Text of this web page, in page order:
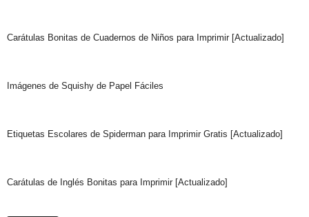
Carátulas Bonitas de Cuadernos de Niños para Imprimir [Actualizado]
Imágenes de Squishy de Papel Fáciles
Etiquetas Escolares de Spiderman para Imprimir Gratis [Actualizado]
Carátulas de Inglés Bonitas para Imprimir [Actualizado]